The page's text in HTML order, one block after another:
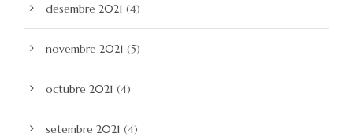
desembre 2021 (4)
novembre 2021 (5)
octubre 2021 (4)
setembre 2021 (4)